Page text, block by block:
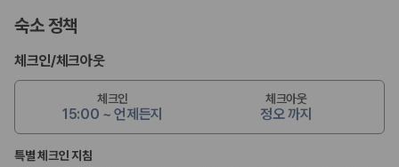
숙소 정책
체크인/체크아웃
체크인
15:00 ~ 언제든지
체크아웃
정오 까지
특별 체크인 지침